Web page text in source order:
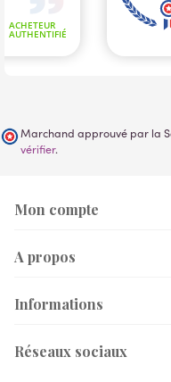
Marchand approuvé par la
vérifier.
Mon compte
A propos
Informations
Réseaux sociaux